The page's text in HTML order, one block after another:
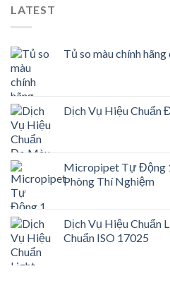
LATEST
Tủ so màu chính
Dịch Vụ Hiệu Chuẩn
Micropipet Tự Động
Phòng Thí Nghiệm
Dịch Vụ Hiệu Chuẩn
Chuẩn ISO 17025